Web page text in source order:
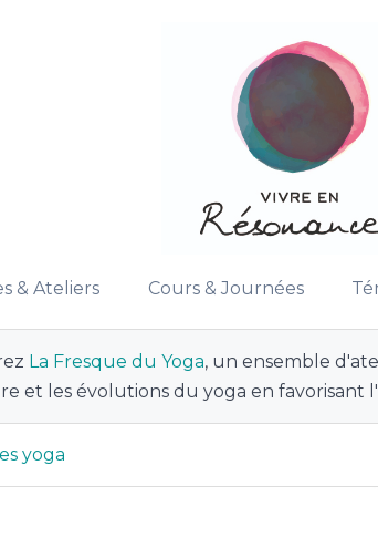
& Ateliers Cours & Journées
La Fresque du Yoga, un ensemble
et les évolutions du yoga en favorisant
yoga